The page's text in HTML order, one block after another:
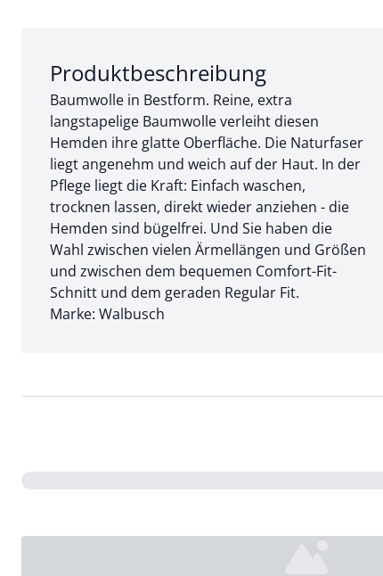
Abschnitt 1 von 3:
Produktbeschreibung
Baumwolle in Bestform. Reine, extra
langstapelige Baumwolle verleiht diesen
Hemden ihre glatte Oberfläche. Die Naturfaser
liegt angenehm und weich auf der Haut. In der
Pflege liegt die Kraft: Einfach waschen,
trocknen lassen, direkt wieder anziehen - die
Hemden sind bügelfrei. Und Sie haben die
Wahl zwischen vielen Ärmellängen und Größen
und zwischen dem bequemen Comfort-Fit-
Schnitt und dem geraden Regular Fit.
Marke: Walbusch